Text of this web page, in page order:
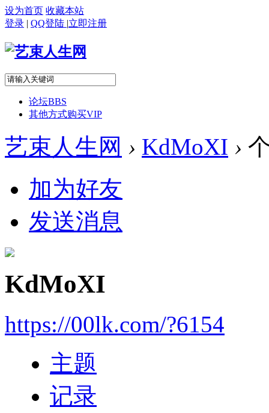
设为首页 收藏本站
登录 | QQ登陆 |立即注册
论坛BBS
其他方式购买VIP
艺束人生网 › KdMoXI ›
加为好友
发送消息
KdMoXI
https://00lk.com/?6154
主题
记录